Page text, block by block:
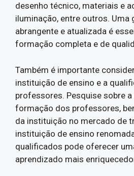
desenho técnico, materiais e
iluminação, entre outros. Uma
abrangente e atualizada é
formação completa e de
Também é importante
instituição de ensino e a
professores. Pesquise sobre a
formação dos professores,
da instituição no mercado de
instituição de ensino
qualificados pode oferecer
aprendizado mais